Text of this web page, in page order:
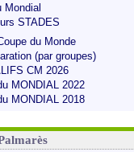
Mondial
STADES
du Monde
(par groupes)
CM 2026
MONDIAL 2022
MONDIAL 2018